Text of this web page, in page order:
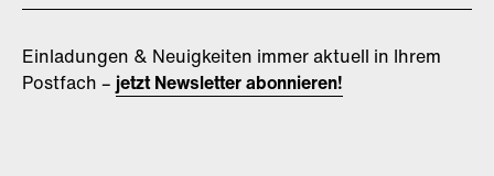
Einladungen & Neuigkeiten immer aktuell in Ihrem
Postfach – jetzt Newsletter abonnieren!